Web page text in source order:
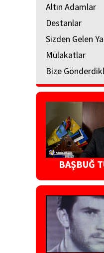
Altın Adamlar
Destanlar
Sizden Gelen
Mülakatlar
Bize
BAŞBUĞ